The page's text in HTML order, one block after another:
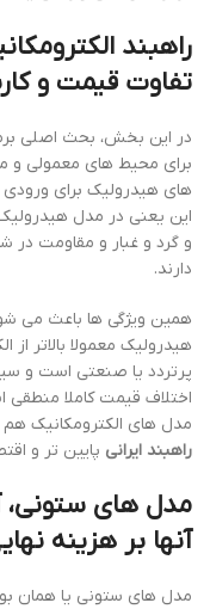
راهبند
تفاوت قیمت و
در این بخش، بحث اصلی
برای محیط های معمولی و
های هیدرولیک برای ورودی
این یعنی در مدل
و گرد و غبار و مقاومت در
دارند.
همین ویژگی ها باعث می
هیدرولیک معمولا بالاتر از
پرتردد یا صنعتی است و
اختلاف قیمت کاملا
مدل های الکترومکانیک
راهبند ایرانی پایین تر و
مدل های ستونی،
آنها بر هزینه
مدل های ستونی یا همان